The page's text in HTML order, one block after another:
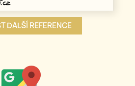
DALŠÍ REFERENCE